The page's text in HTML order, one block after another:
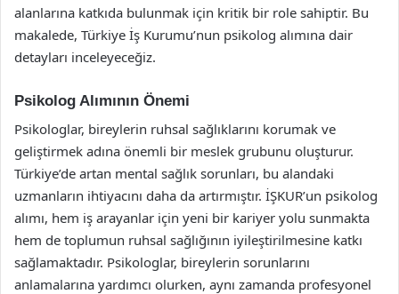
alanlarına katkıda bulunmak için kritik bir role sahiptir. Bu
makalede, Türkiye İş Kurumu’nun psikolog alımına dair
detayları inceleyeceğiz.
Psikolog Alımının Önemi
Psikologlar, bireylerin ruhsal sağlıklarını korumak ve
geliştirmek adına önemli bir meslek grubunu oluşturur.
Türkiye’de artan mental sağlık sorunları, bu alandaki
uzmanların ihtiyacını daha da artırmıştır. İŞKUR’un psikolog
alımı, hem iş arayanlar için yeni bir kariyer yolu sunmakta
hem de toplumun ruhsal sağlığının iyileştirilmesine katkı
sağlamaktadır. Psikologlar, bireylerin sorunlarını
anlamalarına yardımcı olurken, aynı zamanda profesyonel